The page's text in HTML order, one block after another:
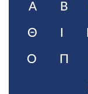
Α Β
Θ
Ο Π